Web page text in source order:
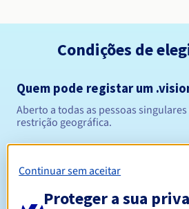
Condições de
Quem pode registar um
Aberto a todas as pessoas
restrição geográfica.
Continuar sem aceitar
Proteger a sua